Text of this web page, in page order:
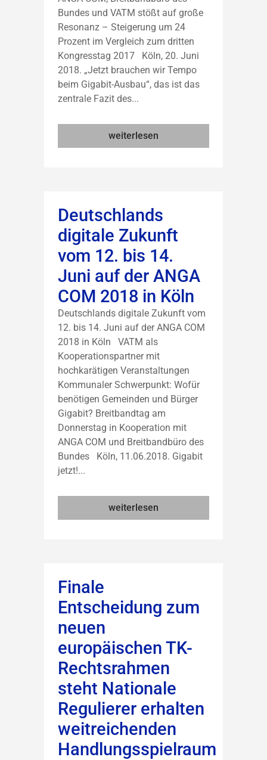
Bundes und VATM stößt auf große
Resonanz – Steigerung um 24
Prozent im Vergleich zum dritten
Kongresstag 2017 Köln, 20. Juni
2018. „Jetzt brauchen wir Tempo
beim Gigabit-Ausbau“, das ist das
zentrale Fazit des...
weiterlesen
Deutschlands
digitale Zukunft
vom 12. bis 14.
Juni auf der ANGA
COM 2018 in Köln
Deutschlands digitale Zukunft vom
12. bis 14. Juni auf der ANGA COM
2018 in Köln VATM als
Kooperationspartner mit
hochkarätigen Veranstaltungen
Kommunaler Schwerpunkt: Wofür
benötigen Gemeinden und Bürger
Gigabit? Breitbandtag am
Donnerstag in Kooperation mit
ANGA COM und Breitbandbüro des
Bundes Köln, 11.06.2018. Gigabit
jetzt!...
weiterlesen
Finale
Entscheidung zum
neuen
europäischen TK-
Rechtsrahmen
steht Nationale
Regulierer erhalten
weitreichenden
Handlungsspielraum